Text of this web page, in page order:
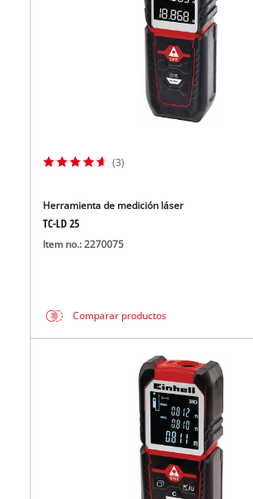
(3)
Herramienta de medición láser
TC-LD 25
Item no.: 2270075
Comparar productos